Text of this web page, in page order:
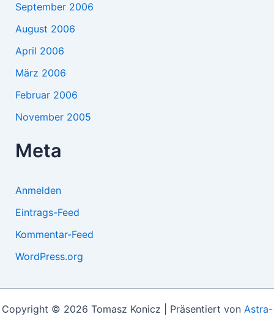
September 2006
August 2006
April 2006
März 2006
Februar 2006
November 2005
Meta
Anmelden
Eintrags-Feed
Kommentar-Feed
WordPress.org
Copyright © 2026 Tomasz Konicz | Präsentiert von Astra-